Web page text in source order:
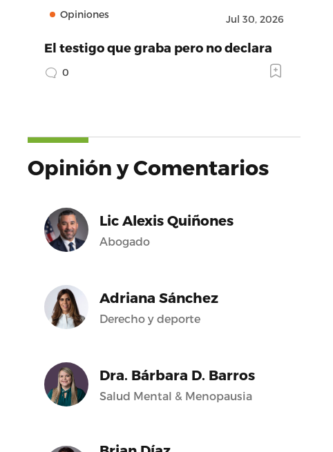
Opiniones Jul 30, 2026
El testigo que graba pero no declara
0
Opinión y Comentarios
Lic Alexis Quiñones
Abogado
Adriana Sánchez
Derecho y deporte
Dra. Bárbara D. Barros
Salud Mental & Menopausia